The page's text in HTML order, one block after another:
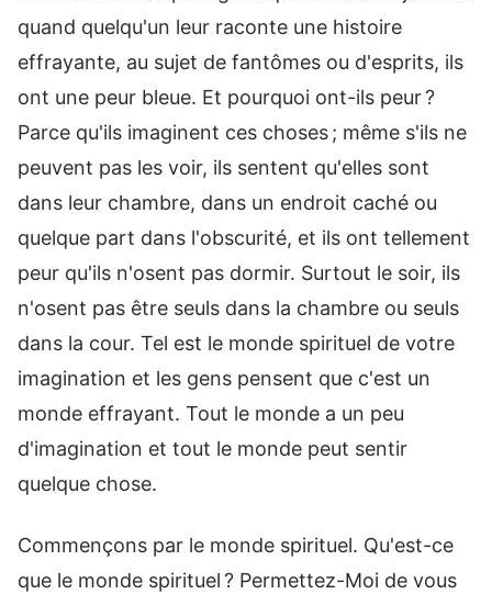
quand quelqu'un leur raconte une histoire
effrayante, au sujet de fantômes ou d'esprits, ils
ont une peur bleue. Et pourquoi ont-ils peur ?
Parce qu'ils imaginent ces choses ; même s'ils ne
peuvent pas les voir, ils sentent qu'elles sont
dans leur chambre, dans un endroit caché ou
quelque part dans l'obscurité, et ils ont tellement
peur qu'ils n'osent pas dormir. Surtout le soir, ils
n'osent pas être seuls dans la chambre ou seuls
dans la cour. Tel est le monde spirituel de votre
imagination et les gens pensent que c'est un
monde effrayant. Tout le monde a un peu
d'imagination et tout le monde peut sentir
quelque chose.
Commençons par le monde spirituel. Qu'est-ce
que le monde spirituel ? Permettez-Moi de vous